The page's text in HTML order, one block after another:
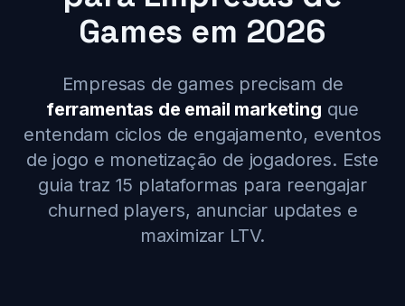
Games em 2026
Empresas de games precisam de
ferramentas de email marketing que
entendam ciclos de engajamento, eventos
de jogo e monetização de jogadores. Este
guia traz 15 plataformas para reengajar
churned players, anunciar updates e
maximizar LTV.